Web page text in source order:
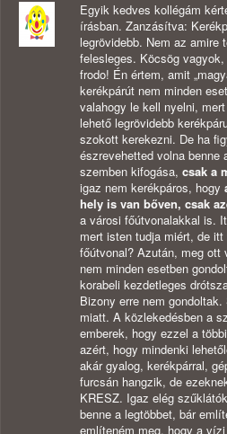
Egyik kedves kollégám
írásban. Zanzásítva:
legrövidebb. Nem az
felesleges. Köcsög
frodo! Én értem, amit
kerékpárút nem minden
valahogy le kell nyelni,
lehető legrövidebb
szokott kerekezni. De ha
észrevehetted volna
szemben kifogása, csak a
igaz nem kerékpáros, hogy
hely is van bőven, csak
a városi főútvonalakkal is.
mert isten tudja miért, de
főútvonal? Azután, meg ott
nem minden esetben
korabeli kezdetleges
Bizony erre nem
miatt. A közlekedésben a
emberek, hogy ezzel a
azért, hogy mindenki
akár gyalog, kerékpárral,
furcsán hangzik, de
KRESZ. Igaz elég
benne a legtöbbet, bár
említeném meg, hogy a